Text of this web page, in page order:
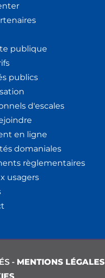
publique
publics
d'escales
en ligne
domaniales
règlementaires
usagers
- MENTIONS LÉGALES